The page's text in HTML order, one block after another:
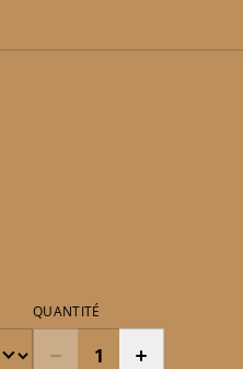
QUANTITÉ